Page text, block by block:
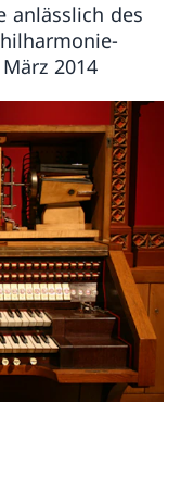
anlässlich des
2014